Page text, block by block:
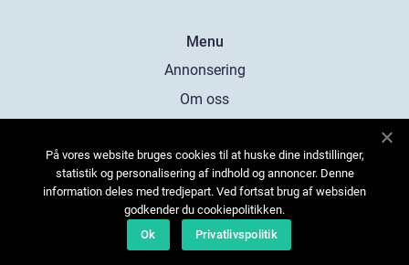
Menu
Annonsering
Om oss
Kontakta oss
Sitemap
På vores website bruges cookies til at huske dine indstillinger,
statistik og personalisering af indhold og annoncer. Denne
information deles med tredjepart. Ved fortsat brug af websiden
godkender du cookiepolitikken.
Ok
Privatlivspolitik